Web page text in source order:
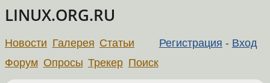
LINUX.ORG.RU
Регистрация - Вход
Новости Галерея Статьи
Форум Опросы Трекер Поиск